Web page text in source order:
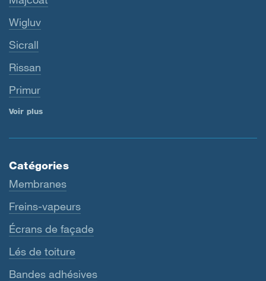
Wigluv
Sicrall
Rissan
Primur
Voir plus
Catégories
Membranes
Freins-vapeurs
Écrans de façade
Lés de toiture
Bandes adhésives